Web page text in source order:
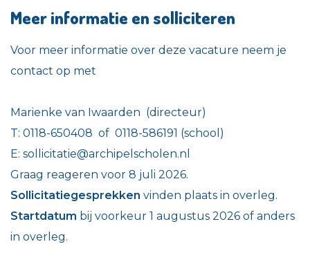
Meer informatie en solliciteren
Voor meer informatie over deze vacature neem je
contact op met
Marienke van Iwaarden (directeur)
T: 0118-650408 of 0118-586191 (school)
E: sollicitatie@archipelscholen.nl
Graag reageren voor 8 juli 2026.
Sollicitatiegesprekken vinden plaats in overleg.
Startdatum bij voorkeur 1 augustus 2026 of anders
in overleg.